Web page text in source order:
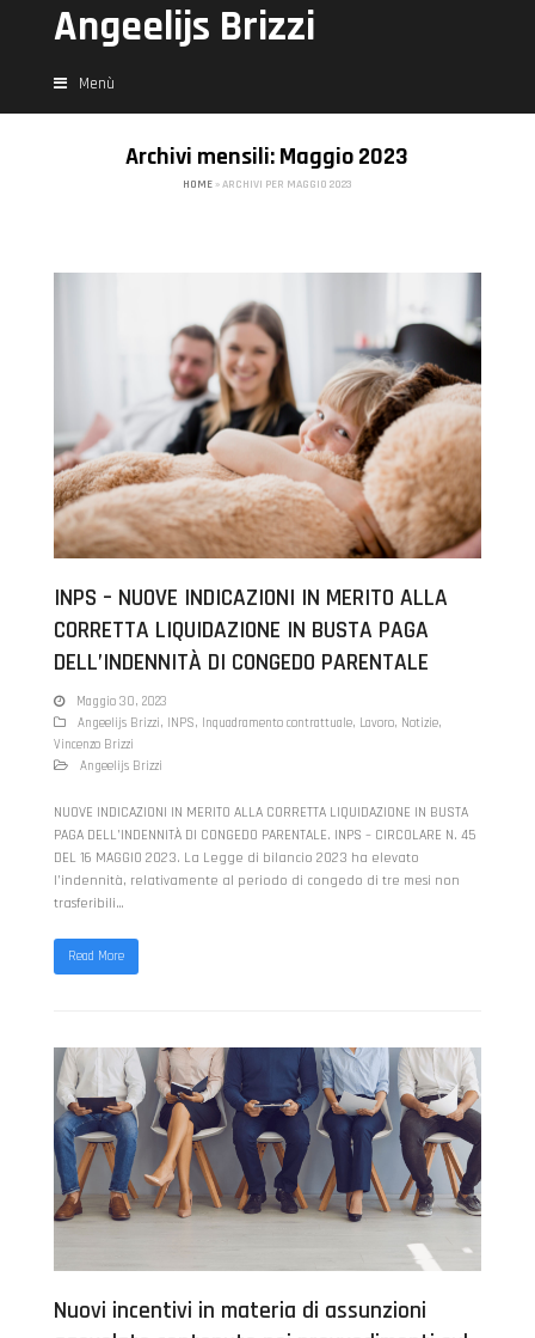
Angeelijs Brizzi
Menù
Archivi mensili: Maggio 2023
HOME»ARCHIVI PER MAGGIO 2023
INPS – NUOVE INDICAZIONI IN MERITO ALLA
CORRETTA LIQUIDAZIONE IN BUSTA PAGA
DELL’INDENNITÀ DI CONGEDO PARENTALE
Maggio 30, 2023
Angeelijs Brizzi, INPS, Inquadramento contrattuale, Lavoro, Notizie,
Vincenzo Brizzi
Angeelijs Brizzi
NUOVE INDICAZIONI IN MERITO ALLA CORRETTA LIQUIDAZIONE IN BUSTA
PAGA DELL’INDENNITÀ DI CONGEDO PARENTALE. INPS – CIRCOLARE N. 45
DEL 16 MAGGIO 2023. La Legge di bilancio 2023 ha elevato
l’indennità, relativamente al periodo di congedo di tre mesi non
trasferibili…
Read More
Nuovi incentivi in materia di assunzioni